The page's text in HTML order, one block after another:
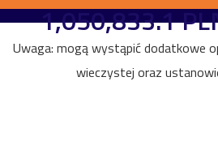
1,050,833.1
Uwaga: mogą wystąpić dodatkowe
wieczystej oraz